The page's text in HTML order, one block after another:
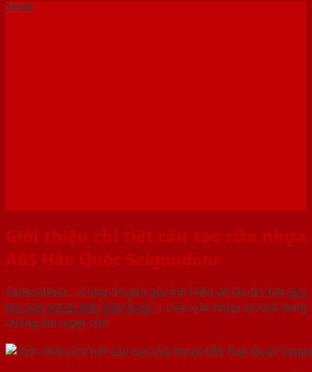
Tin tức
Giới thiệu chi tiết cấu tạo cửa nhựa
ABS Hàn Quốc Saigondoor
SaiGonDoor – Cùng chuyên gia tìm hiểu về các chi tiếtcấu
tạo cửa nhựa ABS Hàn Quốc – Loại cửa nhựa có khả năng
chống ẩm tuyệt vời!